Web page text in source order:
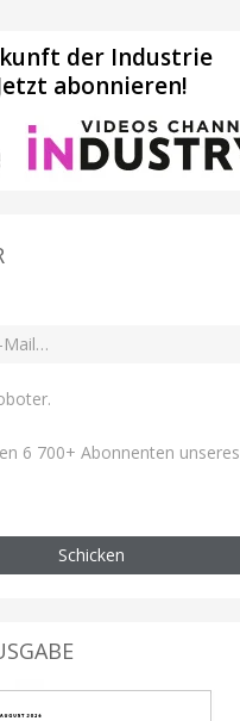
der Industrie
abonnieren!
.
6 700+ Abonnenten unseres
Schicken